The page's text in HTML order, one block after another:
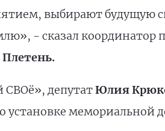
выбирают будущую
- сказал координатор
СВОё», депутатЮлия
установке мемориальной